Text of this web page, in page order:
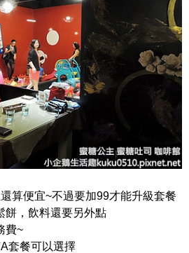
算便宜~不過要加99才能升級套餐
餅，飲料還要另外點
費~
套餐可以選擇